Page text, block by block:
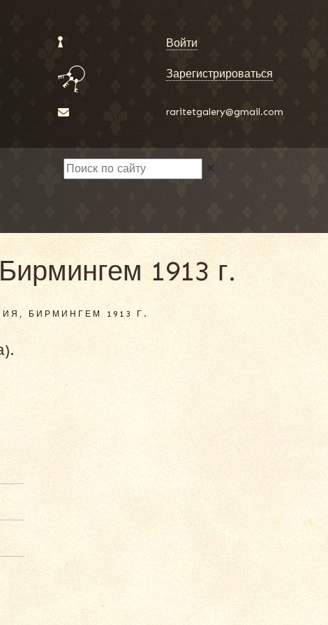
Войти
Зарегистрироваться
raritetgalery@gmail.com
✕
1913 г.
БИРМИНГЕМ 1913 Г.